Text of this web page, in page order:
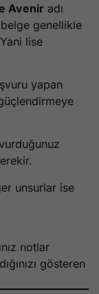
Avenir adı
genellikle
lise
yapan
unsurlar ise
notlar
gösteren